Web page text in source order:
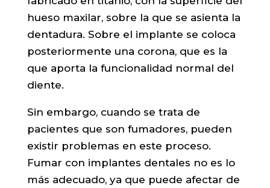
hueso maxilar, sobre la que se asienta la
dentadura. Sobre el implante se coloca
posteriormente una corona, que es la
que aporta la funcionalidad normal del
diente.
Sin embargo, cuando se trata de
pacientes que son fumadores, pueden
existir problemas en este proceso.
Fumar con implantes dentales no es lo
más adecuado, ya que puede afectar de